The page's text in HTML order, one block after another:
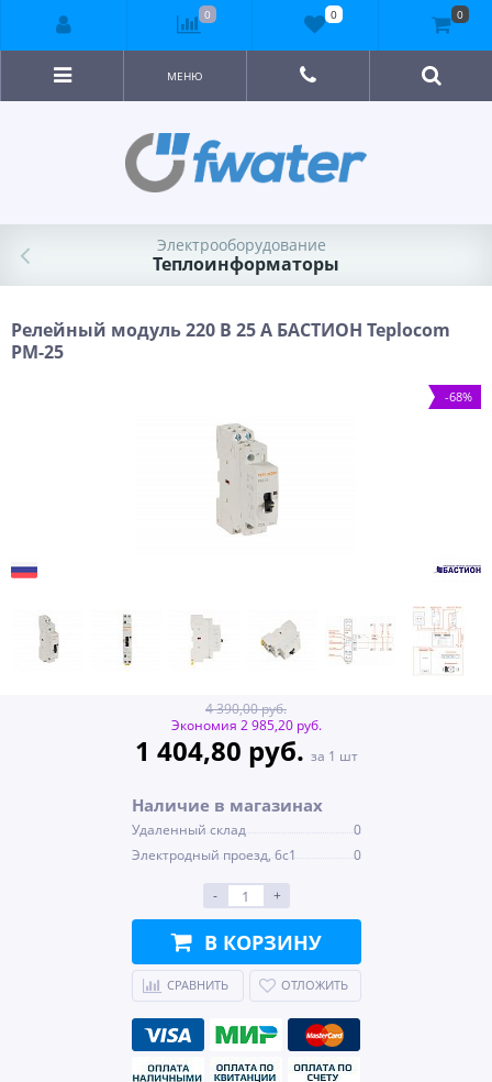
МЕНЮ
Электрооборудование
Теплоинформаторы
Релейный модуль 220 В 25 А БАСТИОН Teplocom
РМ-25
-68%
4 390,00 руб.
Экономия 2 985,20 руб.
1 404,80 руб. за 1 шт
Наличие в магазинах
Удаленный склад
0
Электродный проезд, 6с1
0
- +
В КОРЗИНУ
СРАВНИТЬ ОТЛОЖИТЬ
0 0 0